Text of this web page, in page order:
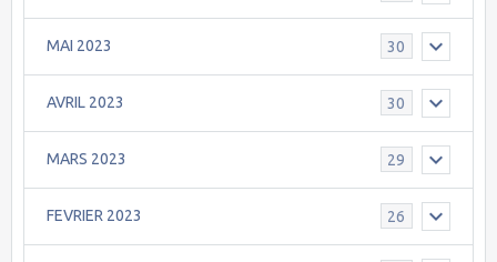
MAI 2023 30
AVRIL 2023 30
MARS 2023 29
FEVRIER 2023 26